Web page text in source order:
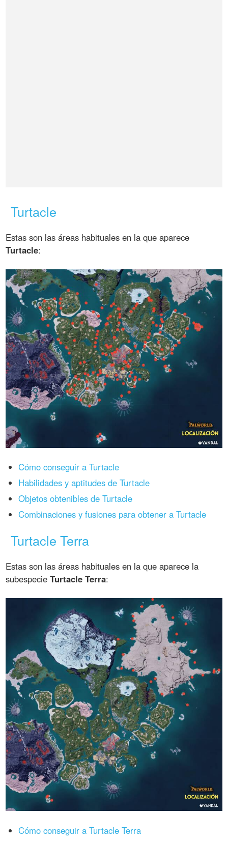
Turtacle
Estas son las áreas habituales en la que aparece
Turtacle:
Cómo conseguir a Turtacle
Habilidades y aptitudes de Turtacle
Objetos obtenibles de Turtacle
Combinaciones y fusiones para obtener a Turtacle
Turtacle Terra
Estas son las áreas habituales en la que aparece la
subespecieTurtacle Terra:
Cómo conseguir a Turtacle Terra